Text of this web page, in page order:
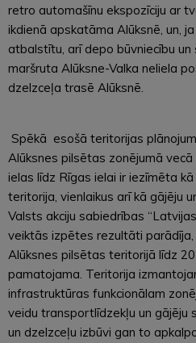
retro automašīnu ekspozīciju ar
ikdienā apskatāma Alūksnē, un,
atbalstītu, arī depo būvniecību un
maršruta Alūksne-Valka neliela
dzelzceļa
Spēkā esošā teritorijas
Alūksnes pilsētas zonējumā
ielas līdz Rīgas ielai ir iezīmēta
teritorija, vienlaikus arī kā gājēju
Valsts akciju sabiedrības
veiktās izpētes rezultāti
Alūksnes pilsētas teritorijā līdz
pamatojama. Teritorija
infrastruktūras funkcionālam
veidu transportlīdzekļu un gājēju
un dzelzceļu izbūvi gan to